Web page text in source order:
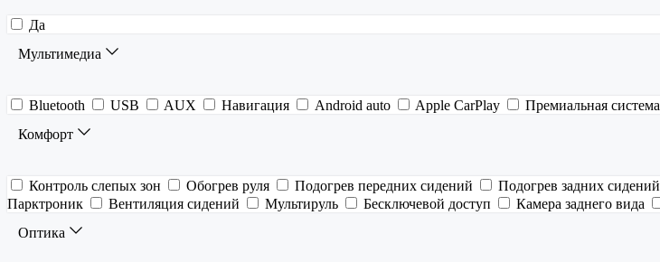
Да
Мультимедиа
Bluetooth USB AUX Навигация Android auto Apple CarPlay
Премиальная система
Комфорт
Контроль слепых зон Обогрев руля Подогрев передних сидений Подогрев задних сидений
Парктроник
Вентиляция сидений Мультируль Бесключевой доступ Камера заднего вида
Оптика